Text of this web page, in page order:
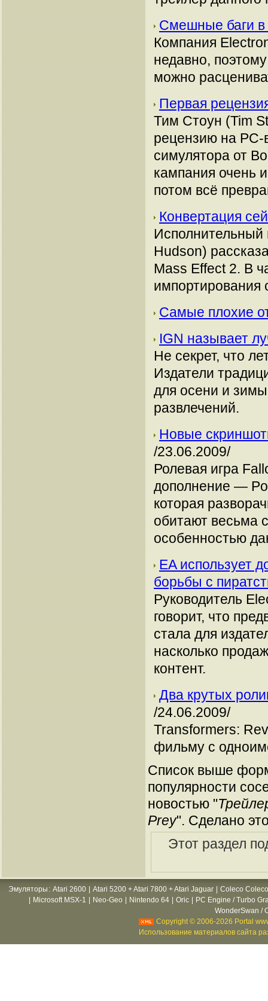
Смешные баги
Компания
недавно,
можно
Первая
Тим Стоун (Tim
рецензию на РС-
симулятора от
кампания очень
потом всё
Конвертация
Hudson)
Mass Effect 2. В
импортирования
Самые плохие
IGN называет
Не секрет, что
Издатели
для осени и
развлечений.
Новые
/23.06.2009/
Ролевая игра
дополнение —
которая
обитают весьма
особенностью
EA использует
борьбы с
Руководитель
говорит, что
стала для
насколько
контент.
Два крутых
/24.06.2009/
Transformers:
фильму с
Список выше
популярности
новостью "
Prey". Сделано
Этот раздел
Эмуляторы : Atari 2600 Atari 5200 + Atari 7800 + Atari Jaguar
Coleco
Microsoft MSX-1 Neo-Geo Nintendo 64 Oric
PC Engine / Turbo
WonderSwan /
Copyright © 2006-2026 Portal
Использование материалов сайта